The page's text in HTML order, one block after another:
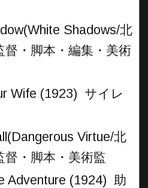
Shadows/北
・脚本・編集・美術
Wife (1923) サイレ
Virtue/北
・脚本・美術監
Adventure (1924) 助